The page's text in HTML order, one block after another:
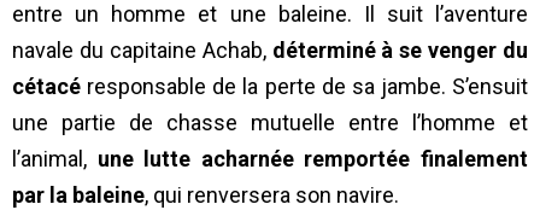
entre un homme et une baleine. Il suit l’aventure
navale du capitaine Achab, déterminé à se venger du
cétacé responsable de la perte de sa jambe. S’ensuit
une partie de chasse mutuelle entre l’homme et
l’animal, une lutte acharnée remportée finalement
par la baleine, qui renversera son navire.